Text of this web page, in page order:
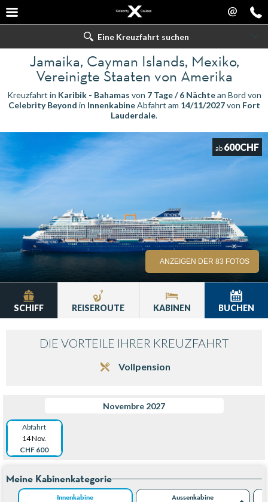
@
Eine Kreuzfahrt suchen
Jamaika, Cayman Islands, Mexiko,
Vereinigte Staaten von Amerika
Kreuzfahrt in Karibik - Bahamas von 7 Tage / 6 Nächtean Bord von
Celebrity Beyond in InnenkabineAbfahrt am 14/11/2027von Fort
Lauderdale.
ab 600CHF
ANZEIGEN DER 83 FOTOS
SCHIFF REISEROUTE KABINEN BUCHEN
DIE VORTEILE IHRER KREUZFAHRT
Vollpension
Novembre 2027
Abfahrt
14 Nov.
CHF 600
Meine Kabinenkategorie
Innenkabine Aussenkabine